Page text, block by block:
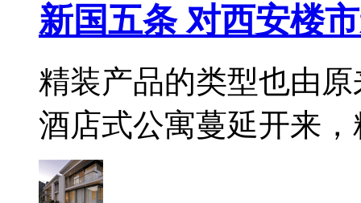
新国五条 对西安楼
精装产品的类型也由
酒店式公寓蔓延开来